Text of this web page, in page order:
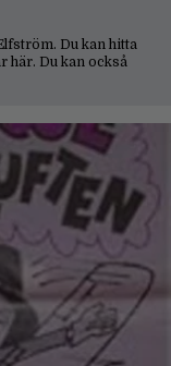
Du kan hitta
här. Du kan också